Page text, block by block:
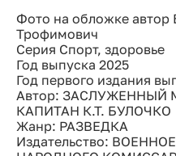
Фото на обложке автор
Трофимович
Серия Спорт, здоровье
Год выпуска 2025
Год первого издания
Автор: ЗАСЛУЖЕННЫЙ
КАПИТАН К.Т. БУЛОЧКО
Жанр: РАЗВЕДКА
Издательство: